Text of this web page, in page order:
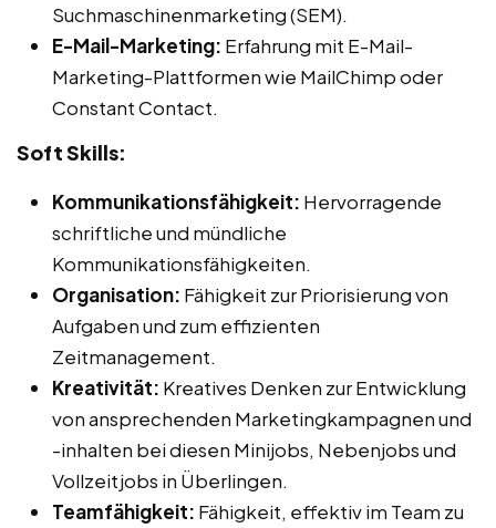
Suchmaschinenmarketing (SEM).
E-Mail-Marketing: Erfahrung mit E-Mail-
Marketing-Plattformen wie MailChimp oder
Constant Contact.
Soft Skills:
Kommunikationsfähigkeit: Hervorragende
schriftliche und mündliche
Kommunikationsfähigkeiten.
Organisation: Fähigkeit zur Priorisierung von
Aufgaben und zum effizienten
Zeitmanagement.
Kreativität: Kreatives Denken zur Entwicklung
von ansprechenden Marketingkampagnen und
-inhalten bei diesen Minijobs, Nebenjobs und
Vollzeitjobs in Überlingen.
Teamfähigkeit: Fähigkeit, effektiv im Team zu